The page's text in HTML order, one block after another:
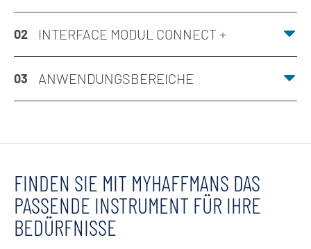
02 INTERFACE MODUL CONNECT +
03 ANWENDUNGSBEREICHE
FINDEN SIE MIT MYHAFFMANS DAS
PASSENDE INSTRUMENT FÜR IHRE
BEDÜRFNISSE